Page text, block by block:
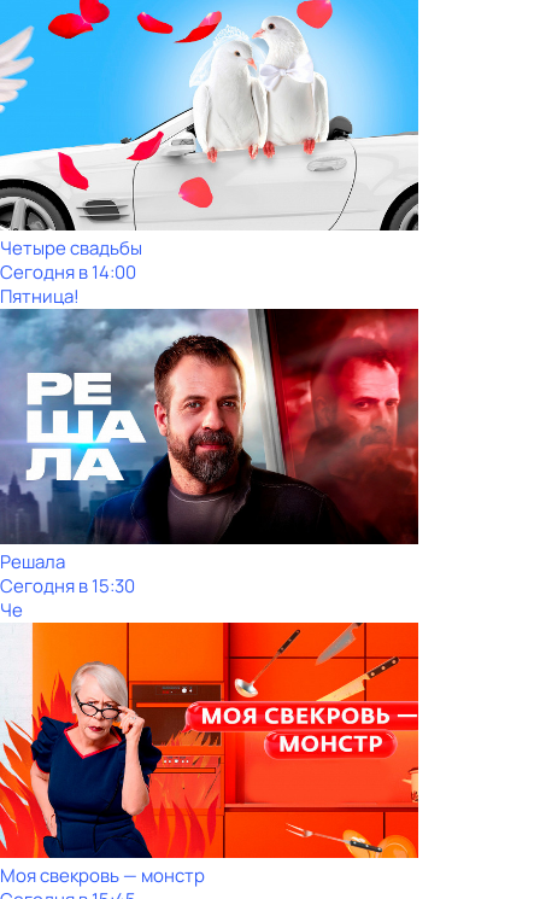
Четыре свадьбы
Сегодня в 14:00
Пятница!
Решала
Сегодня в 15:30
Че
Моя свекровь — монстр